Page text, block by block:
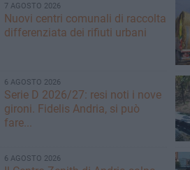
7 AGOSTO 2026
Nuovi centri comunali di raccolta
differenziata dei rifiuti urbani
6 AGOSTO 2026
Serie D 2026/27: resi noti i nove
gironi. Fidelis Andria, si può
fare...
6 AGOSTO 2026